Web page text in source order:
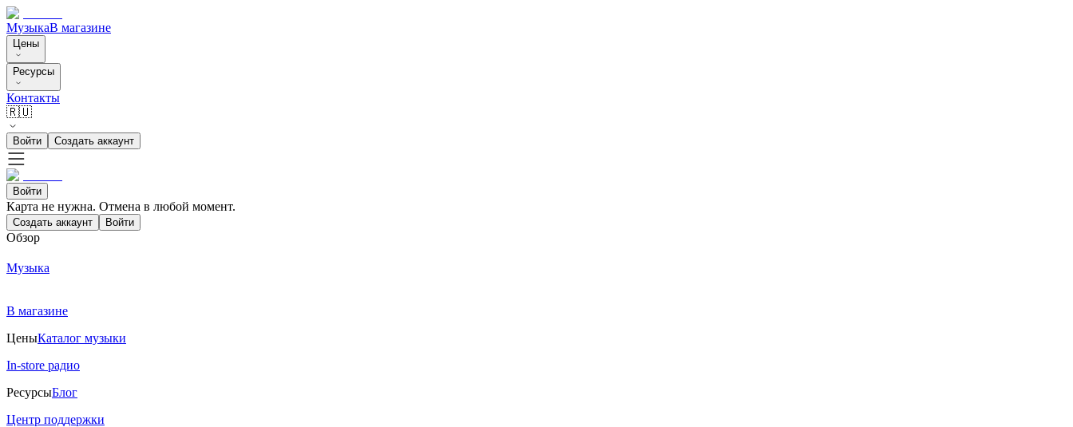
МузыкаВ магазине
Цены
Ресурсы
Контакты
🇷🇺
Войти Создать аккаунт
Войти
Карта не нужна. Отмена в любой момент.
Создать аккаунт Войти
Обзор
Музыка
В магазине
ЦеныКаталог музыки
In-store радио
РесурсыБлог
Центр поддержки